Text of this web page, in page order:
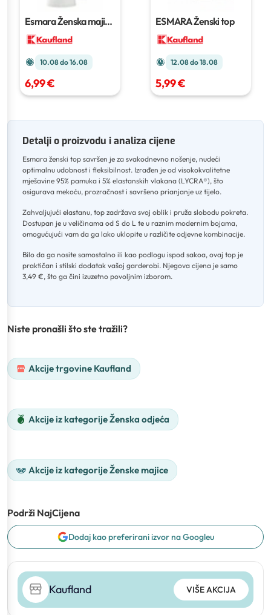
Esmara Ženska majica
10.08 do 16.08
6,99 €
ESMARA Ženski top
12.08 do 18.08
5,99 €
Detalji o proizvodu i analiza cijene
Esmara ženski top savršen je za svakodnevno nošenje, nudeći
optimalnu udobnost i fleksibilnost. Izrađen je od visokokvalitetne
mješavine 95% pamuka i 5% elastanskih vlakana (LYCRA®), što
osigurava mekoću, prozračnost i savršeno prianjanje uz tijelo.
Zahvaljujući elastanu, top zadržava svoj oblik i pruža slobodu pokreta.
Dostupan je u veličinama od S do L te u raznim modernim bojama,
omogućujući vam da ga lako uklopite u različite odjevne kombinacije.
Bilo da ga nosite samostalno ili kao podlogu ispod sakoa, ovaj top je
praktičan i stilski dodatak vašoj garderobi. Njegova cijena je samo
3,49 €, što ga čini izuzetno povoljnim izborom.
Niste pronašli što ste tražili?
Akcije trgovine Kaufland
Akcije iz kategorije Ženska odjeća
Akcije iz kategorije Ženske majice
Podrži NajCijena
Dodaj kao preferirani izvor na Googleu
Kaufland VIŠE AKCIJA